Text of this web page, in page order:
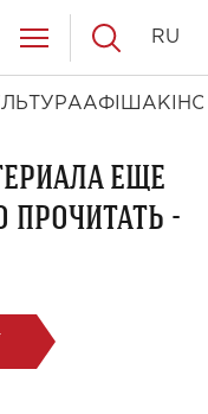
АФІША КІНО
RU
ЕЩЕ
-